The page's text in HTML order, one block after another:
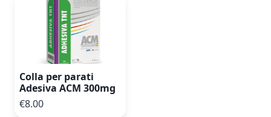
Colla per parati
Adesiva ACM 300mg
€8.00